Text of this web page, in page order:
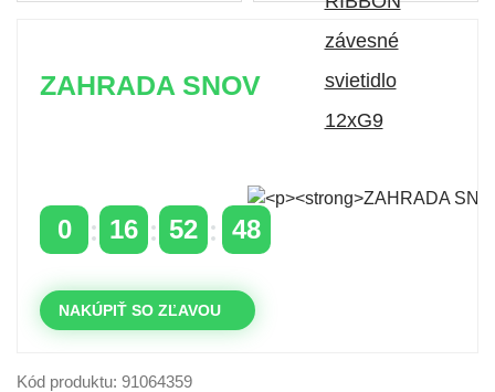
ZAHRADA SNOV
0 16 52 48
NAKÚPIŤ SO ZĽAVOU
Kód produktu: 91064359